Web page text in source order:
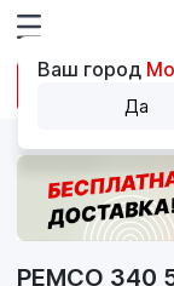
PEMCO 340
Ваш город
Да